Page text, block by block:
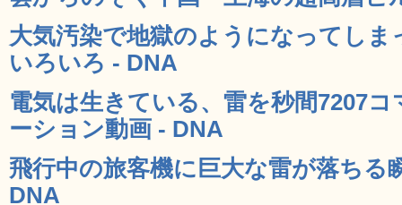
大気汚染で地獄のようになってしま
いろいろ - DNA
電気は生きている、雷を秒間7207
ーション動画 - DNA
飛行中の旅客機に巨大な雷が落ちる
DNA